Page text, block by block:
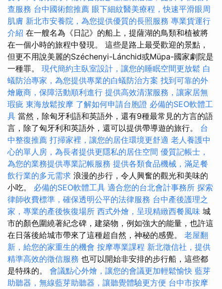
查服務 台中國術館推薦 眼下細紋醫美療程，快速平滑眼周
肌膚 新北市安養院，為您提供優質的長照服務 專業貨運行
介紹 在一艘名為《日記》的船上，提薩湖的鳥類和植被將
在一個小時的旅程中發現。 這些是路上最受歡迎的景點，
但更不用說美麗的Széchenyi-Lánchid或Müpa-國家劇院是
一種罪。 現代簡約主臥室設計，讓您的睡眠空間更放鬆 白
蟻防治專家，為您提供專業的白蟻防治方案 找到可靠的外
燴廠商，保障活動順利進行 提供高效清潔服務，讓家居無
瑕疵 東海放鬆按摩 了解如何申請台胞證 必備的SEO軟體工
具 當然，除匈牙利語和英語外，還有9種最常見的方言的語
言，除了匈牙利和英語外，還可以提供帶導遊的旅行。 台
中整復推薦 打掃家裡，讓您的居住環境更舒適 老人養護中
心的單人房，為長者提供更隱私的居住空間 優質記帳士，
為您的業務提供專業記帳服務 提供各類食品機械，滿足餐
飲行業的多元需求 浪漫的步行，令人興奮的觀光和美味的
小吃。 必備的SEO軟體工具 適合您的台北會計事務所 探索
律師收費標準，確保透明公平的法律服務 台中產後護理之
家，專業的產後恢復場所 西式外燴，呈現精緻西餐風味 城
市的顏色圍繞著紀念碑，建築物，例如強大的能量，也許這
在日落後給城市帶來了這種超自然，神秘的感覺。 老屋翻
新，給您的家重生的機會 按摩專業課程 新北徵信社，提供
精準高效的徵信服務 也可以開始非安排的步行船，這些都
是特殊的。 會議點心外燴，讓您的會議更加輕鬆愉快 藍芽
助聽器，無線藍芽助聽器，讓聽覺體驗更方便 台中市按摩